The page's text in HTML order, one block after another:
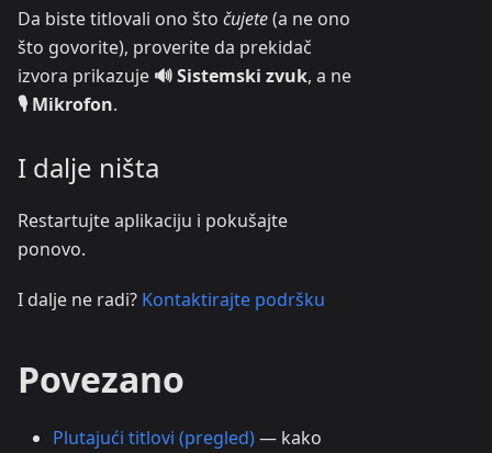
Da biste titlovali ono što čujete(a ne ono
što govorite), proverite da prekidač
izvora prikazuje 🔊 Sistemski zvuk, a ne
🎙️ Mikrofon.
I dalje ništa
Restartujte aplikaciju i pokušajte
ponovo.
I dalje ne radi? Kontaktirajte podršku
Povezano
Plutajući titlovi (pregled)— kako